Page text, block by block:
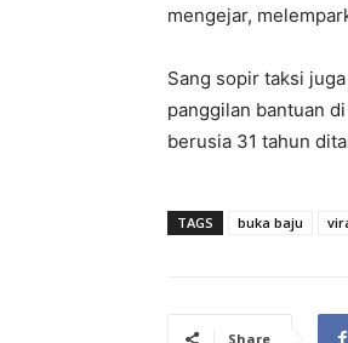
mengejar,
Sang sopir taksi
panggilan bantuan
berusia 31 tahun
TAGS buka baju
Share